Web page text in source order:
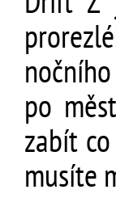
po
zabít
musíte